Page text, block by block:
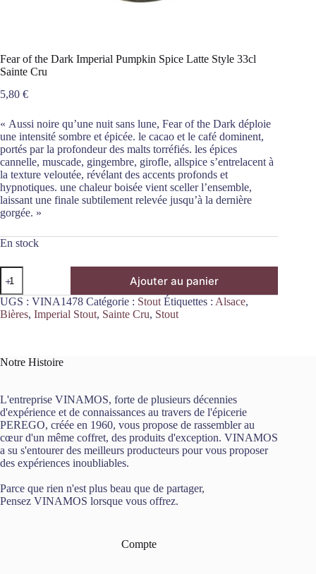
Fear of the Dark Imperial Pumpkin Spice Latte Style 33cl
Sainte Cru
5,80 €
« Aussi noire qu’une nuit sans lune, Fear of the Dark déploie
une intensité sombre et épicée. le cacao et le café dominent,
portés par la profondeur des malts torréfiés. les épices
cannelle, muscade, gingembre, girofle, allspice s’entrelacent à
la texture veloutée, révélant des accents profonds et
hypnotiques. une chaleur boisée vient sceller l’ensemble,
laissant une finale subtilement relevée jusqu’à la dernière
gorgée. »
En stock
quantité
de
Fear
of
the
Pumpkin
Spice
33cl
Sainte
Cru
Ajouter au panier
UGS : VINA1478 Catégorie : Stout Étiquettes : Alsace,
Bières, Imperial Stout, Sainte Cru, Stout
Notre Histoire
L'entreprise VINAMOS, forte de plusieurs décennies
d'expérience et de connaissances au travers de l'épicerie
PEREGO, créée en 1960, vous propose de rassembler au
cœur d'un même coffret, des produits d'exception. VINAMOS
a su s'entourer des meilleurs producteurs pour vous proposer
des expériences inoubliables.
Parce que rien n'est plus beau que de partager,
Pensez VINAMOS lorsque vous offrez.
Compte